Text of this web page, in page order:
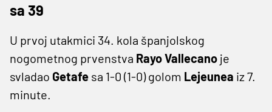
sa 39
U prvoj utakmici 34. kola španjolskog
nogometnog prvenstva Rayo Vallecano je
svladao Getafe sa 1-0 (1-0) golom Lejeunea iz 7.
minute.